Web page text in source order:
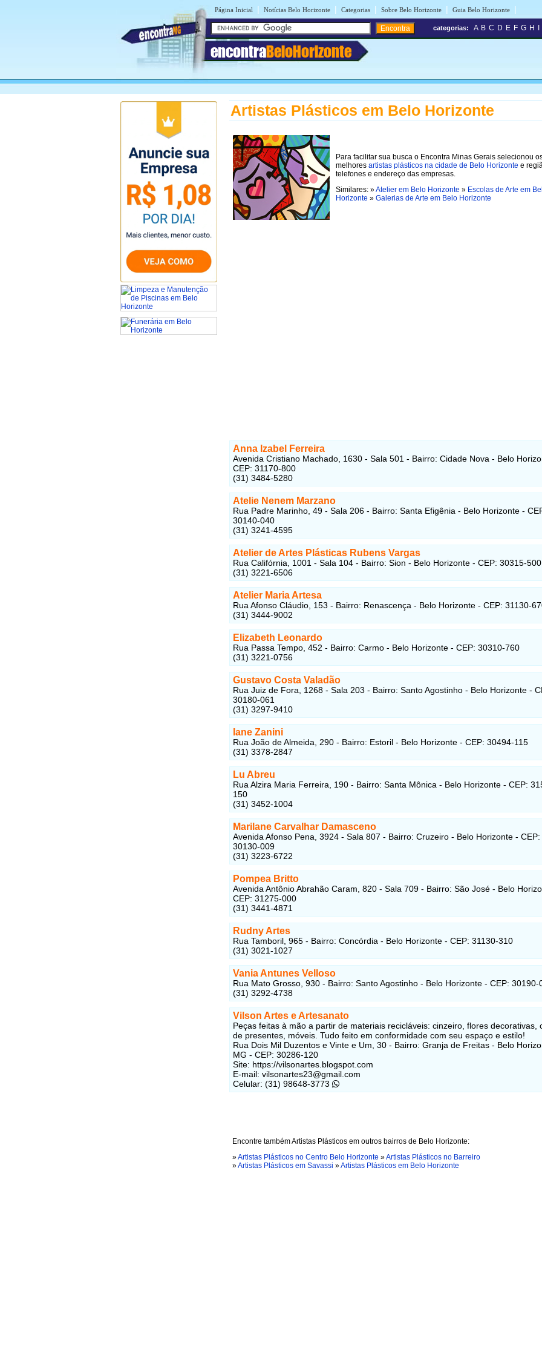
Página Inicial | Notícias Belo Horizonte | Categorias | Sobre Belo Horizonte | Guia Belo Horizonte |
encontraBeloHorizonte
categorias: A B C D E F G H
Artistas Plásticos em Belo Horizonte
Para facilitar sua busca o Encontra Minas Gerais selecionou
melhores artistas plásticos na cidade de Belo Horizonte e
telefones e endereço das empresas.
Similares: »Atelier em Belo Horizonte » Escolas de Arte em
Horizonte » Galerias de Arte em Belo Horizonte
Anna Izabel Ferreira
Avenida Cristiano Machado, 1630 - Sala 501 - Bairro: Cidade Nova - Belo
CEP: 31170-800
(31) 3484-5280
Atelie Nenem Marzano
Rua Padre Marinho, 49 - Sala 206 - Bairro: Santa Efigênia - Belo Horizonte -
30140-040
(31) 3241-4595
Atelier de Artes Plásticas Rubens Vargas
Rua Califórnia, 1001 - Sala 104 - Bairro: Sion - Belo Horizonte - CEP: 30315-500
(31) 3221-6506
Atelier Maria Artesa
Rua Afonso Cláudio, 153 - Bairro: Renascença - Belo Horizonte - CEP: 31130-
(31) 3444-9002
Elizabeth Leonardo
Rua Passa Tempo, 452 - Bairro: Carmo - Belo Horizonte - CEP: 30310-760
(31) 3221-0756
Gustavo Costa Valadão
Rua Juiz de Fora, 1268 - Sala 203 - Bairro: Santo Agostinho - Belo Horizonte -
30180-061
(31) 3297-9410
Iane Zanini
Rua João de Almeida, 290 - Bairro: Estoril - Belo Horizonte - CEP: 30494-115
(31) 3378-2847
Lu Abreu
Rua Alzira Maria Ferreira, 190 - Bairro: Santa Mônica - Belo Horizonte - CEP:
150
(31) 3452-1004
Marilane Carvalhar Damasceno
Avenida Afonso Pena, 3924 - Sala 807 - Bairro: Cruzeiro - Belo Horizonte - CEP:
30130-009
(31) 3223-6722
Pompea Britto
Avenida Antônio Abrahão Caram, 820 - Sala 709 - Bairro: São José - Belo
CEP: 31275-000
(31) 3441-4871
Rudny Artes
Rua Tamboril, 965 - Bairro: Concórdia - Belo Horizonte - CEP: 31130-310
(31) 3021-1027
Vania Antunes Velloso
Rua Mato Grosso, 930 - Bairro: Santo Agostinho - Belo Horizonte - CEP: 30190-
(31) 3292-4738
Vilson Artes e Artesanato
Peças feitas à mão a partir de materiais recicláveis: cinzeiro, flores decorativas,
de presentes, móveis. Tudo feito em conformidade com seu espaço e estilo!
Rua Dois Mil Duzentos e Vinte e Um, 30 - Bairro: Granja de Freitas - Belo
MG - CEP: 30286-120
Site: https://vilsonartes.blogspot.com
E-mail: vilsonartes23@gmail.com
Celular: (31) 98648-3773
Encontre também Artistas Plásticos em outros bairros de Belo Horizonte:
»Artistas Plásticos no Centro Belo Horizonte »Artistas Plásticos no Barreiro
»Artistas Plásticos em Savassi »Artistas Plásticos em Belo Horizonte